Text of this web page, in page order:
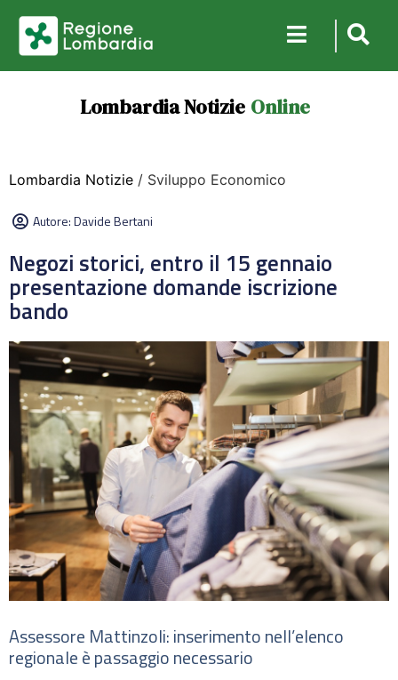
Lombardia Notizie Online
Lombardia Notizie / Sviluppo Economico
Autore:Davide Bertani
Negozi storici, entro il 15 gennaio
presentazione domande iscrizione
bando
Assessore Mattinzoli: inserimento nell’elenco
regionale è passaggio necessario